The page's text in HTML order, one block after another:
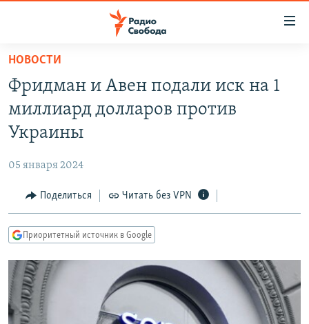
упрощенного
доступа
основному
Вернутся
Вернутся
поиску
ПОДКАСТЫ
АВТОРСКИЕ ПРОЕКТЫ
МНЕНИЯ
КУЛЬТУРА
КАВКАЗ.РЕАЛИИ
СЕВЕР.РЕАЛИИ
СИБИРЬ.РЕАЛИИ
НОВОСТИ
Фридман и Авен подали иск на 1
миллиард долларов против
Украины
05 января 2024
Поделиться Читать без VPN
Приоритетный источник в Google